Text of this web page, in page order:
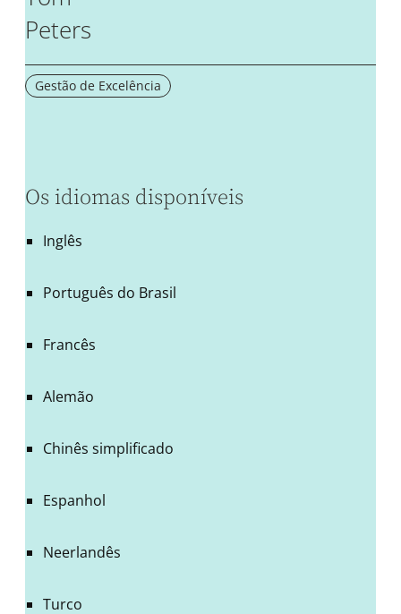
Peters
Gestão de Excelência
Os idiomas disponíveis
Inglês
Português do Brasil
Francês
Alemão
Chinês simplificado
Espanhol
Neerlandês
Turco